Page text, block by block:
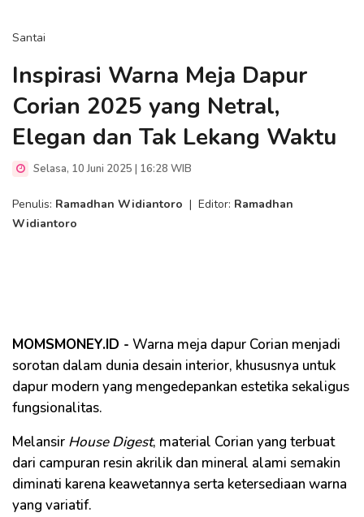
Santai
Inspirasi Warna Meja Dapur
Corian 2025 yang Netral,
Elegan dan Tak Lekang Waktu
Selasa, 10 Juni 2025 | 16:28 WIB
Penulis: Ramadhan Widiantoro | Editor: Ramadhan
Widiantoro
MOMSMONEY.ID - Warna meja dapur Corian menjadi
sorotan dalam dunia desain interior, khususnya untuk
dapur modern yang mengedepankan estetika sekaligus
fungsionalitas.
Melansir House Digest, material Corian yang terbuat
dari campuran resin akrilik dan mineral alami semakin
diminati karena keawetannya serta ketersediaan warna
yang variatif.